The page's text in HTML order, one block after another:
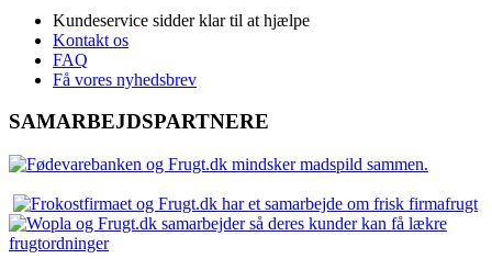
Kundeservice sidder klar til at hjælpe
Kontakt os
FAQ
Få vores nyhedsbrev
SAMARBEJDSPARTNERE